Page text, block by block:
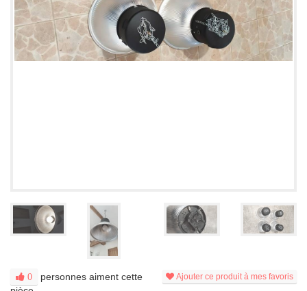
Ajouter ce produit à mes favoris
0
personnes aiment cette